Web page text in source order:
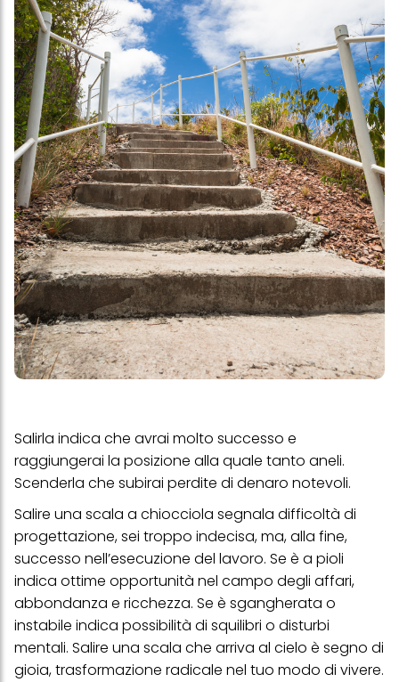
Salirla indica che avrai molto successo e
raggiungerai la posizione alla quale tanto aneli.
Scenderla che subirai perdite di denaro notevoli.
Salire una scala a chiocciola segnala difficoltà di
progettazione, sei troppo indecisa, ma, alla fine,
successo nell’esecuzione del lavoro. Se è a pioli
indica ottime opportunità nel campo degli affari,
abbondanza e ricchezza. Se è sgangherata o
instabile indica possibilità di squilibri o disturbi
mentali. Salire una scala che arriva al cielo è segno di
gioia, trasformazione radicale nel tuo modo di vivere.